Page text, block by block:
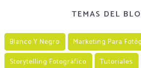
TEMAS DEL
Blanco Y Negro
Marketing Para
Storytelling Fotográfico
Tutoriales